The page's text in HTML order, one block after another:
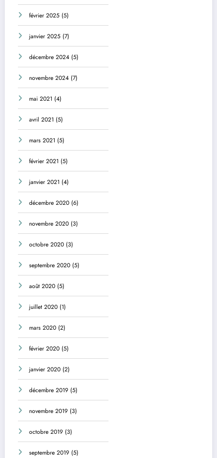
février 2025 (5)
janvier 2025 (7)
décembre 2024 (5)
novembre 2024 (7)
mai 2021 (4)
avril 2021 (5)
mars 2021 (5)
février 2021 (5)
janvier 2021 (4)
décembre 2020 (6)
novembre 2020 (3)
octobre 2020 (3)
septembre 2020 (5)
août 2020 (5)
juillet 2020 (1)
mars 2020 (2)
février 2020 (5)
janvier 2020 (2)
décembre 2019 (5)
novembre 2019 (3)
octobre 2019 (3)
septembre 2019 (5)